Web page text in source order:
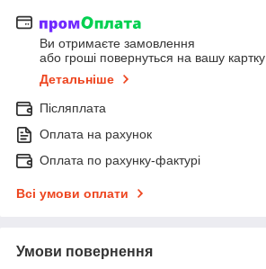
Ви отримаєте замовлення
або гроші повернуться на вашу картку
Детальніше
Післяплата
Оплата на рахунок
Оплата по рахунку-фактурі
Всі умови оплати
Умови повернення